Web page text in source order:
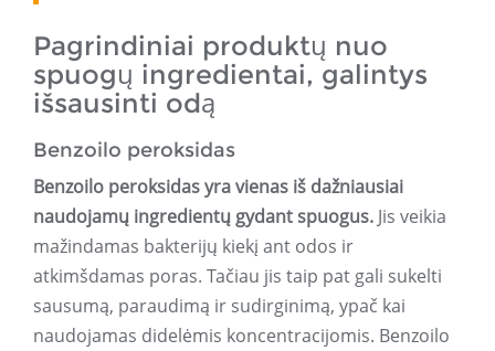
Pagrindiniai produktų nuo
spuogų ingredientai, galintys
išsausinti odą
Benzoilo peroksidas
Benzoilo peroksidas yra vienas iš dažniausiai
naudojamų ingredientų gydant spuogus. Jis veikia
mažindamas bakterijų kiekį ant odos ir
atkimšdamas poras. Tačiau jis taip pat gali sukelti
sausumą, paraudimą ir sudirginimą, ypač kai
naudojamas didelėmis koncentracijomis. Benzoilo